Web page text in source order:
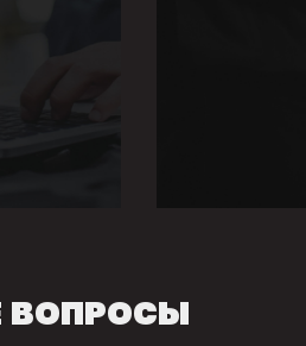
ВОПРОСЫ